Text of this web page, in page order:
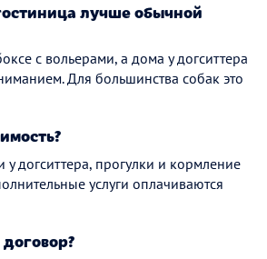
лучше обычной
с вольерами, а дома у догситтера
Для большинства собак это
догситтера, прогулки и кормление
услуги оплачиваются